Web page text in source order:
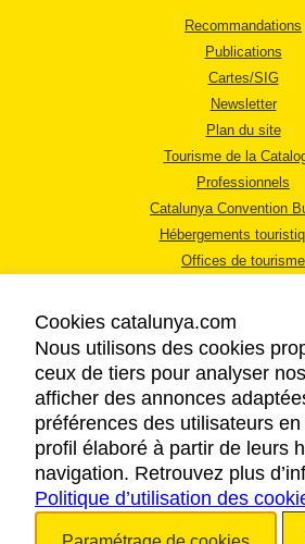
Recommandations
Publications
Cartes/SIG
Newsletter
Plan du site
Tourisme de la
Professionnels
Catalunya Convention
Hébergements
Offices de tourisme
MENTIONS
RÈGLES DE
COOKIES
ACCESSIBILITÉ
Cookies catalunya.com
Nous utilisons des cookies
ceux de tiers pour analyser
afficher des annonces
préférences des utilisateurs en
profil élaboré à partir de leurs
navigation. Retrouvez plus
Politique d’utilisation des